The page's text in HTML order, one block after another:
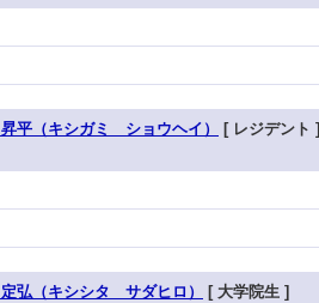
平（キシガミ ショウヘイ） [ レジデント ]
弘（キシシタ サダヒロ） [ 大学院生 ]